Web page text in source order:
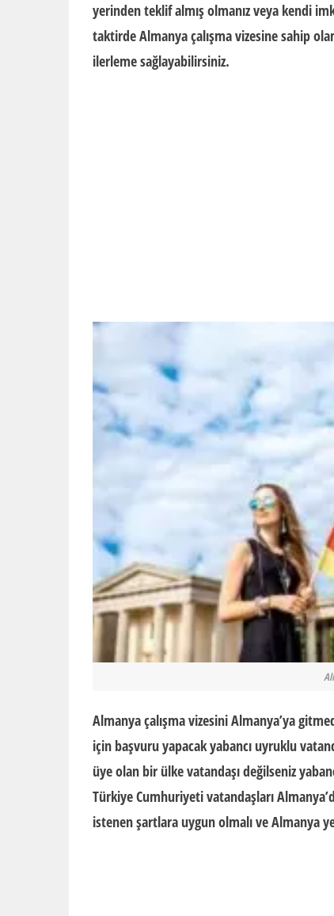
yerinden teklif almış olmanız veya kendi
taktirde Almanya çalışma vizesine sahip
ilerleme sağlayabilirsiniz.
Almanya çalışma vizesini Almanya’ya
için başvuru yapacak yabancı uyruklu
üye olan bir ülke vatandaşı değilseniz
Türkiye Cumhuriyeti vatandaşları
istenen şartlara uygun olmalı ve Almanya